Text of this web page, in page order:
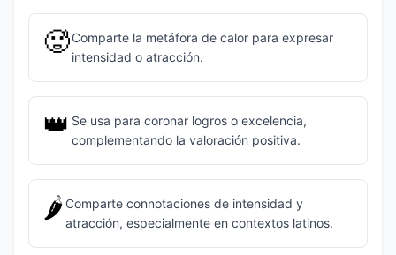
🥵Comparte la metáfora de calor para expresar
intensidad o atracción.
👑 Se usa para coronar logros o excelencia,
complementando la valoración positiva.
🌶️ Comparte connotaciones de intensidad y
atracción, especialmente en contextos latinos.